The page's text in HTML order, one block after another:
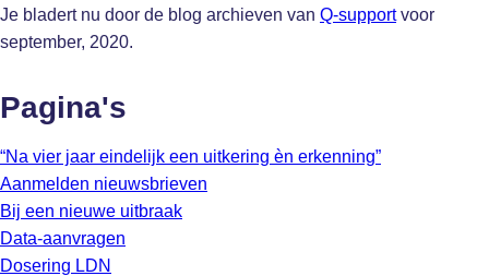
Je bladert nu door de blog archieven van Q-supportvoor
september, 2020.
Pagina's
“Na vier jaar eindelijk een uitkering èn erkenning”
Aanmelden nieuwsbrieven
Bij een nieuwe uitbraak
Data-aanvragen
Dosering LDN